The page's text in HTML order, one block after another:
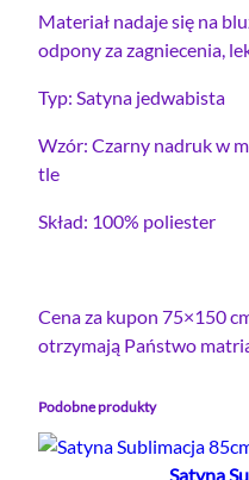
j
e
w
a
b
s
w
a
Materiał nadaje się na
odpony za zagniecenia,
Typ: Satyna jedwabista
Wzór: Czarny nadruk w
tle
Skład: 100% poliester
Cena za kupon 75×150
otrzymają Państwo
Podobne produkty
Satyna